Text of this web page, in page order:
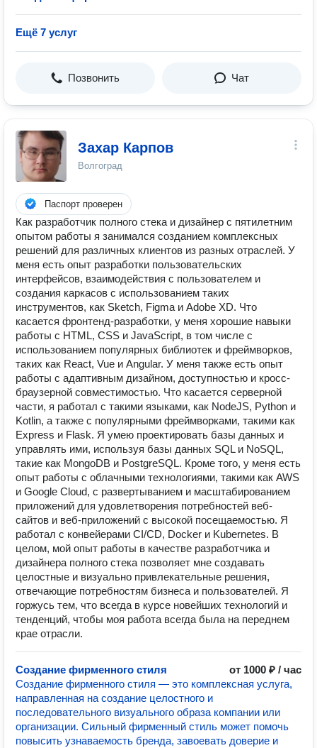
Ещё 7 услуг
Позвонить Чат
Захар Карпов
Волгоград
Паспорт проверен
Как разработчик полного стека и дизайнер с пятилетним
опытом работы я занимался созданием комплексных
решений для различных клиентов из разных отраслей. У
меня есть опыт разработки пользовательских
интерфейсов, взаимодействия с пользователем и
создания каркасов с использованием таких
инструментов, как Sketch, Figma и Adobe XD. Что
касается фронтенд-разработки, у меня хорошие навыки
работы с HTML, CSS и JavaScript, в том числе с
использованием популярных библиотек и фреймворков,
таких как React, Vue и Angular. У меня также есть опыт
работы с адаптивным дизайном, доступностью и кросс-
браузерной совместимостью. Что касается серверной
части, я работал с такими языками, как NodeJS, Python и
Kotlin, а также с популярными фреймворками, такими как
Express и Flask. Я умею проектировать базы данных и
управлять ими, используя базы данных SQL и NoSQL,
такие как MongoDB и PostgreSQL. Кроме того, у меня есть
опыт работы с облачными технологиями, такими как AWS
и Google Cloud, с развертыванием и масштабированием
приложений для удовлетворения потребностей веб-
сайтов и веб-приложений с высокой посещаемостью. Я
работал с конвейерами CI/CD, Docker и Kubernetes. В
целом, мой опыт работы в качестве разработчика и
дизайнера полного стека позволяет мне создавать
целостные и визуально привлекательные решения,
отвечающие потребностям бизнеса и пользователей. Я
горжусь тем, что всегда в курсе новейших технологий и
тенденций, чтобы моя работа всегда была на переднем
крае отрасли.
Создание фирменного стиля
от 1000 ₽ / час
Создание фирменного стиля — это комплексная услуга,
направленная на создание целостного и
последовательного визуального образа компании или
организации. Сильный фирменный стиль может помочь
повысить узнаваемость бренда, завоевать доверие и